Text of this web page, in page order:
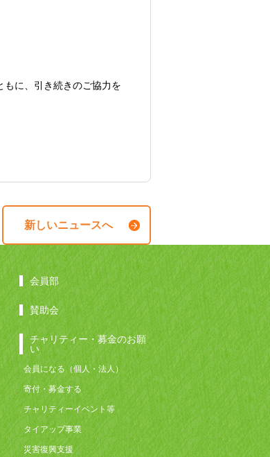
もに、引き続きのご協力を
新しいニュースへ
会員部
賛助会
チャリティー・募金のお願
い
会員になる（個人・法人）
寄付・募金する
チャリティーイベント等
タイアップ事業
災害復興支援